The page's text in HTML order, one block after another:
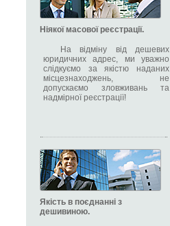
Ніякої масової реєстрації.
На відміну від дешевих
юридичних адрес, ми уважно
слідкуємо за якістю наданих
місцезнаходжень, не
допускаємо зловживань та
надмірної реєстрації!
Якість в поєднанні з
дешивиною.